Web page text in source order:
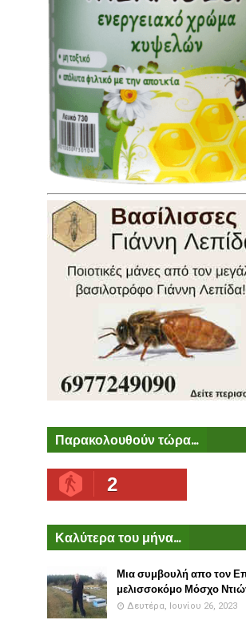
Παρακολουθούν τώρα...
2
Καλύτερα του μήνα...
Μια συμβουλή απο τον
μελισσοκόμο Μόσχο
Δευτέρα, Ιουνίου 26, 2023